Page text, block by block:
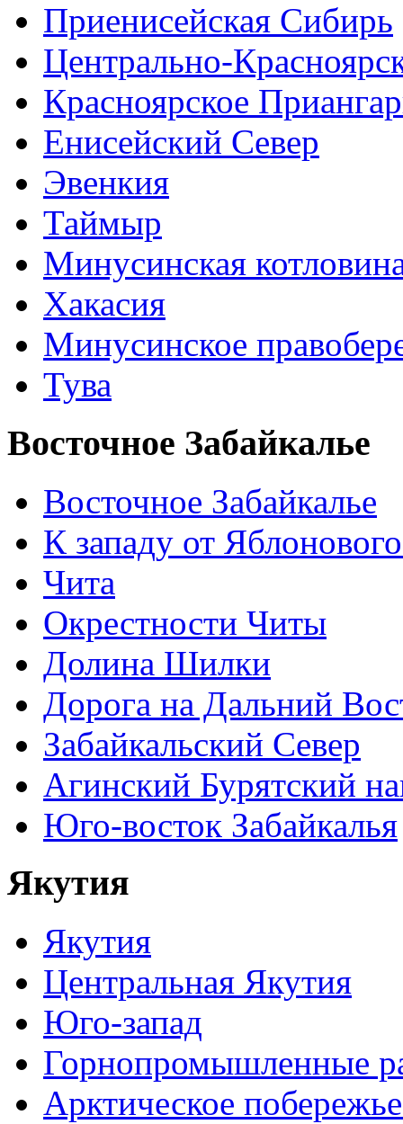
Приенисейская Сибирь
Центрально-
Красноярское
Енисейский Север
Эвенкия
Таймыр
Минусинская
Хакасия
Минусинское
Тува
Восточное Забайкалье
Восточное Забайкалье
К западу от
Чита
Окрестности Читы
Долина Шилки
Дорога на Дальний
Забайкальский Север
Агинский Бурятский
Юго-восток Забайкалья
Якутия
Якутия
Центральная Якутия
Юго-запад
Горнопромышленные
Арктическое